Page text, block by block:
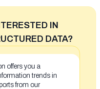
IN
DATA?
offers you a
trends in
from our